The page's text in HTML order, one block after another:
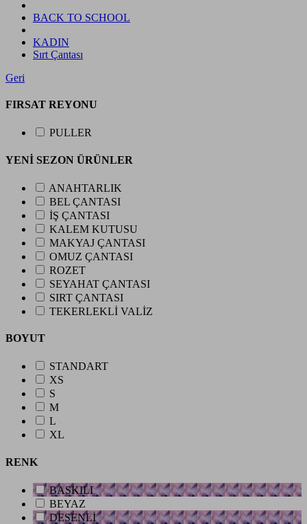
BACK TO SCHOOL
KADIN
Sırt Çantası
Geri
FIRSAT REYONU
PULLER
YENİ SEZON ÜRÜNLER
ANAHTARLIK
BEL ÇANTASI
İŞ ÇANTASI
KALEM KUTUSU
MAKYAJ ÇANTASI
OMUZ ÇANTASI
ROZET
SEYAHAT ÇANTASI
SIRT ÇANTASI
TEKERLEKLİ VALİZ
BOYUT
STANDART
XS
S
M
L
XL
RENK
BASKILI
BEYAZ
DESENLİ